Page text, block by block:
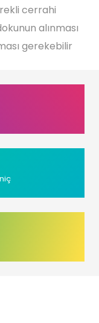
cerrahi
alınması
gerekebilir